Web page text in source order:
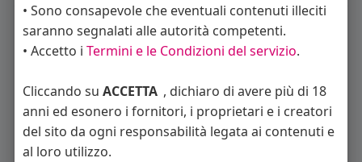
Angelica Cattaneo callmevittoria Elisa Esposito
• Sono consapevole che eventuali contenuti illeciti
saranno segnalati alle autorità competenti.
• Accetto i Termini e le Condizioni del servizio.
Cliccando su ACCETTA , dichiaro di avere più di 18
anni ed esonero i fornitori, i proprietari e i creatori
del sito da ogni responsabilità legata ai contenuti e
al loro utilizzo.